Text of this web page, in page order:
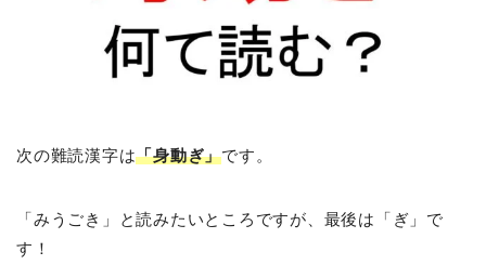
次の難読漢字は「身動ぎ」です。
「みうごき」と読みたいところですが、最後は「ぎ」で
す！